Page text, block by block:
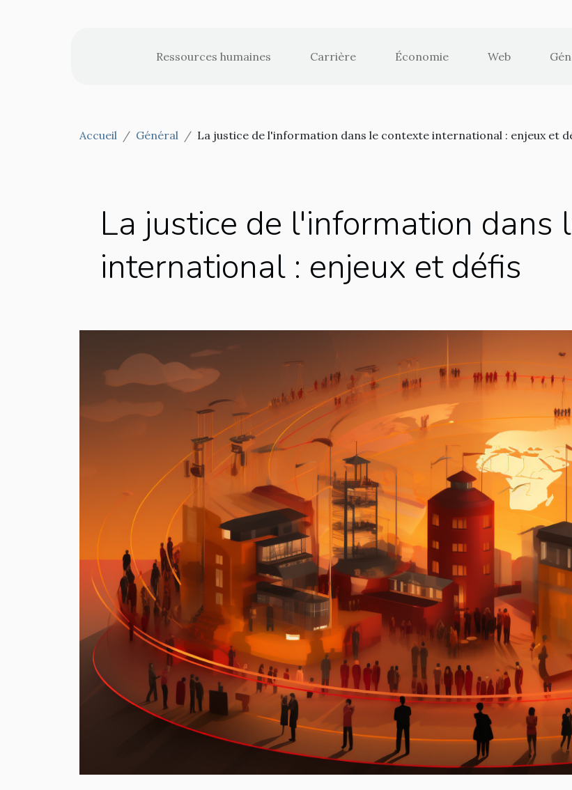
Ressources humaines Carrière Économie Web
Accueil Général La justice de l'information dans le contexte international : enjeux et
La justice de l'information dans
international : enjeux et défis